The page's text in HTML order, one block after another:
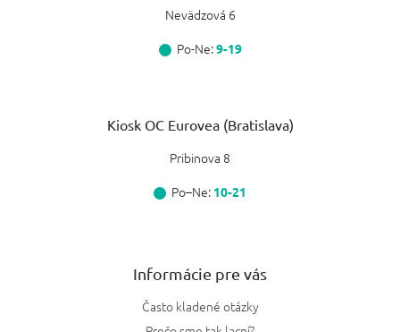
Nevädzová 6
Po-Ne:9-19
Kiosk OC Eurovea (Bratislava)
Pribinova 8
Po–Ne: 10-21
Informácie pre vás
Často kladené otázky